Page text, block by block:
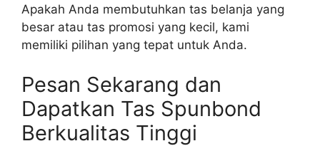
Apakah Anda membutuhkan tas belanja yang
besar atau tas promosi yang kecil, kami
memiliki pilihan yang tepat untuk Anda.
Pesan Sekarang dan
Dapatkan Tas Spunbond
Berkualitas Tinggi